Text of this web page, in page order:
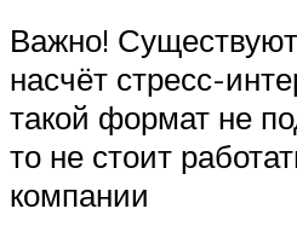
Важно!
насчёт стресс-
такой формат не
то не стоит
компании